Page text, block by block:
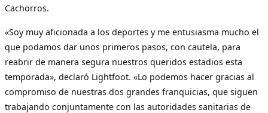
Cachorros.
«Soy muy aficionada a los deportes y me entusiasma mucho el
que podamos dar unos primeros pasos, con cautela, para
reabrir de manera segura nuestros queridos estadios esta
temporada», declaró Lightfoot. «Lo podemos hacer gracias al
compromiso de nuestras dos grandes franquicias, que siguen
trabajando conjuntamente con las autoridades sanitarias de